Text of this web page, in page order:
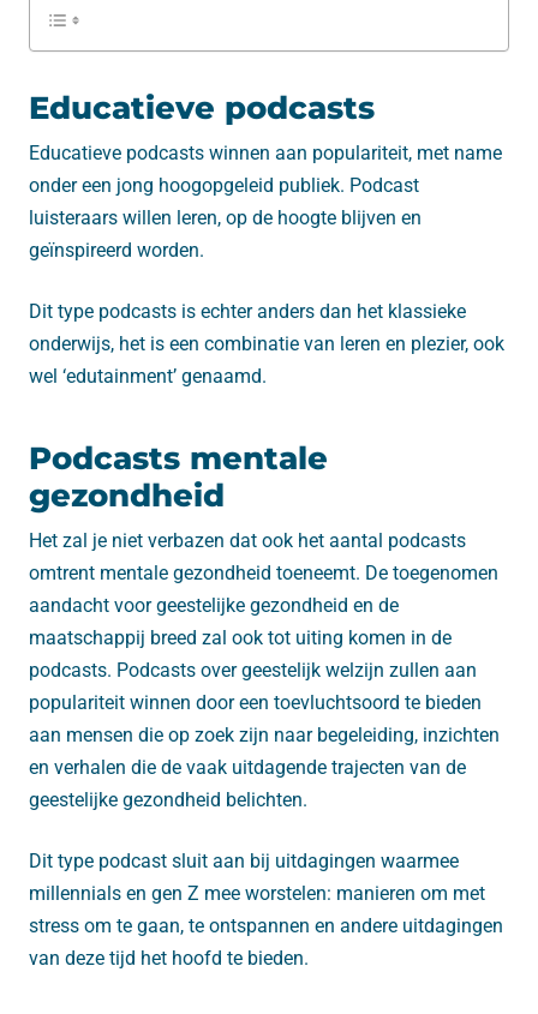
Educatieve podcasts
Educatieve podcasts winnen aan populariteit, met name
onder een jong hoogopgeleid publiek. Podcast
luisteraars willen leren, op de hoogte blijven en
geïnspireerd worden.
Dit type podcasts is echter anders dan het klassieke
onderwijs, het is een combinatie van leren en plezier, ook
wel ‘edutainment’ genaamd.
Podcasts mentale
gezondheid
Het zal je niet verbazen dat ook het aantal podcasts
omtrent mentale gezondheid toeneemt. De toegenomen
aandacht voor geestelijke gezondheid en de
maatschappij breed zal ook tot uiting komen in de
podcasts. Podcasts over geestelijk welzijn zullen aan
populariteit winnen door een toevluchtsoord te bieden
aan mensen die op zoek zijn naar begeleiding, inzichten
en verhalen die de vaak uitdagende trajecten van de
geestelijke gezondheid belichten.
Dit type podcast sluit aan bij uitdagingen waarmee
millennials en gen Z mee worstelen: manieren om met
stress om te gaan, te ontspannen en andere uitdagingen
van deze tijd het hoofd te bieden.